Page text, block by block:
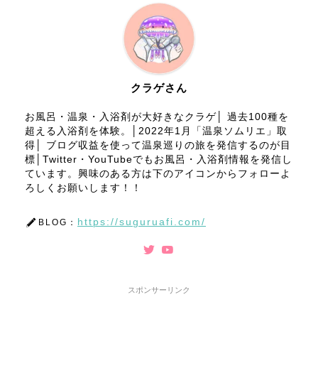
クラゲさん
お風呂・温泉・入浴剤が大好きなクラゲ│ 過去100種を
超える入浴剤を体験。│2022年1月「温泉ソムリエ」取
得│ ブログ収益を使って温泉巡りの旅を発信するのが目
標│Twitter・YouTubeでもお風呂・入浴剤情報を発信し
ています。興味のある方は下のアイコンからフォローよ
ろしくお願いします！！
BLOG： https://suguruafi.com/
スポンサーリンク